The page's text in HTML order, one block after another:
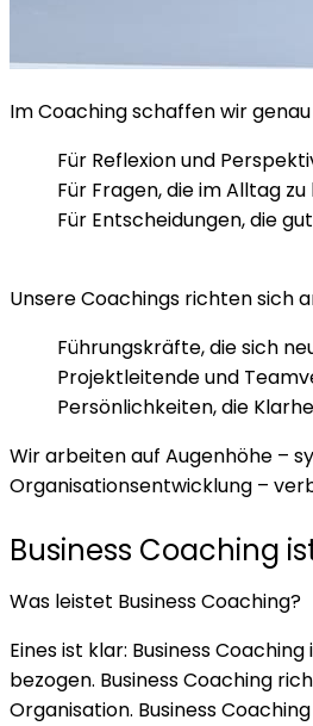
Im Coaching schaffen wir genau
Für Reflexion und
Für Fragen, die im Alltag
Für Entscheidungen, die
Unsere Coachings richten sich
Führungskräfte, die sich
Projektleitende und
Persönlichkeiten, die
Wir arbeiten auf Augenhöhe –
Organisationsentwicklung –
Business Coaching
Was leistet Business Coaching?
Eines ist klar: Business
bezogen. Business Coaching
Organisation. Business